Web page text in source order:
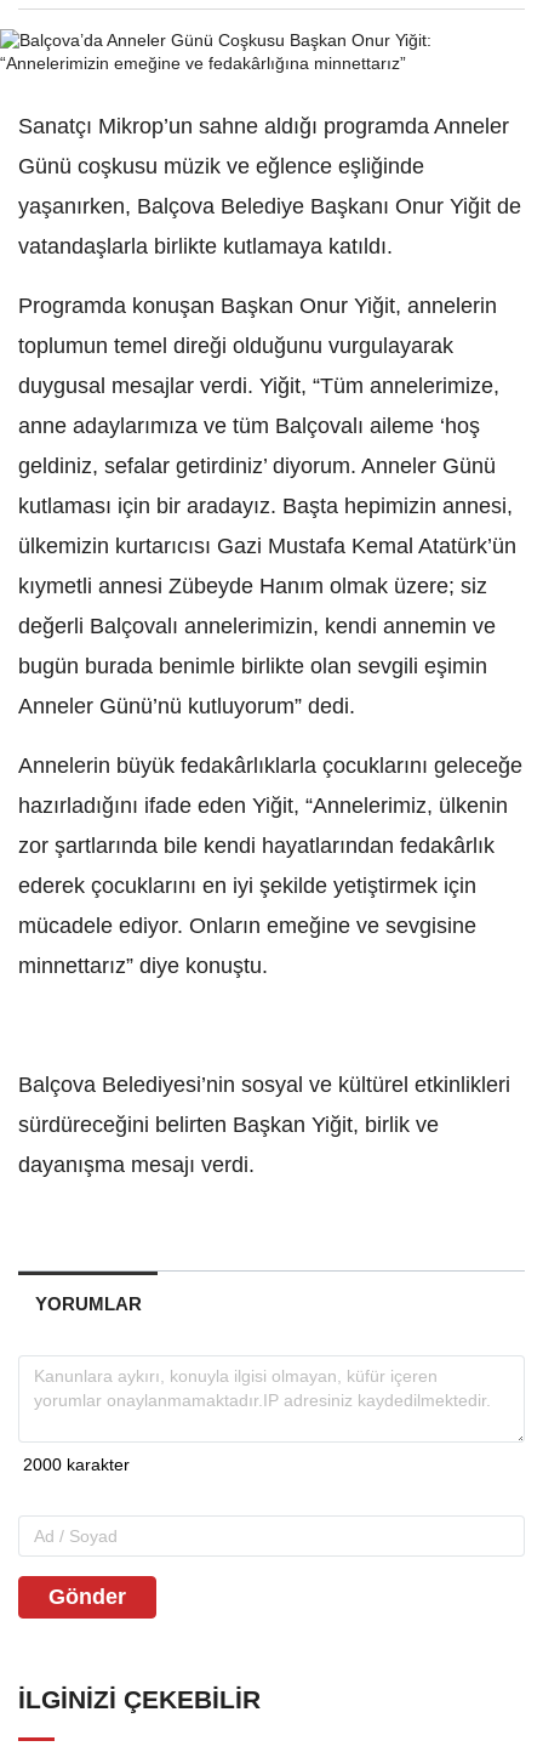
Sanatçı Mikrop’un sahne aldığı programda Anneler
Günü coşkusu müzik ve eğlence eşliğinde
yaşanırken, Balçova Belediye Başkanı Onur Yiğit de
vatandaşlarla birlikte kutlamaya katıldı.
Programda konuşan Başkan Onur Yiğit, annelerin
toplumun temel direği olduğunu vurgulayarak
duygusal mesajlar verdi. Yiğit, “Tüm annelerimize,
anne adaylarımıza ve tüm Balçovalı aileme ‘hoş
geldiniz, sefalar getirdiniz’ diyorum. Anneler Günü
kutlaması için bir aradayız. Başta hepimizin annesi,
ülkemizin kurtarıcısı Gazi Mustafa Kemal Atatürk’ün
kıymetli annesi Zübeyde Hanım olmak üzere; siz
değerli Balçovalı annelerimizin, kendi annemin ve
bugün burada benimle birlikte olan sevgili eşimin
Anneler Günü’nü kutluyorum” dedi.
Annelerin büyük fedakârlıklarla çocuklarını geleceğe
hazırladığını ifade eden Yiğit, “Annelerimiz, ülkenin
zor şartlarında bile kendi hayatlarından fedakârlık
ederek çocuklarını en iyi şekilde yetiştirmek için
mücadele ediyor. Onların emeğine ve sevgisine
minnettarız” diye konuştu.
Balçova Belediyesi’nin sosyal ve kültürel etkinlikleri
sürdüreceğini belirten Başkan Yiğit, birlik ve
dayanışma mesajı verdi.
YORUMLAR
Gönder
İLGINIZI ÇEKEBILIR